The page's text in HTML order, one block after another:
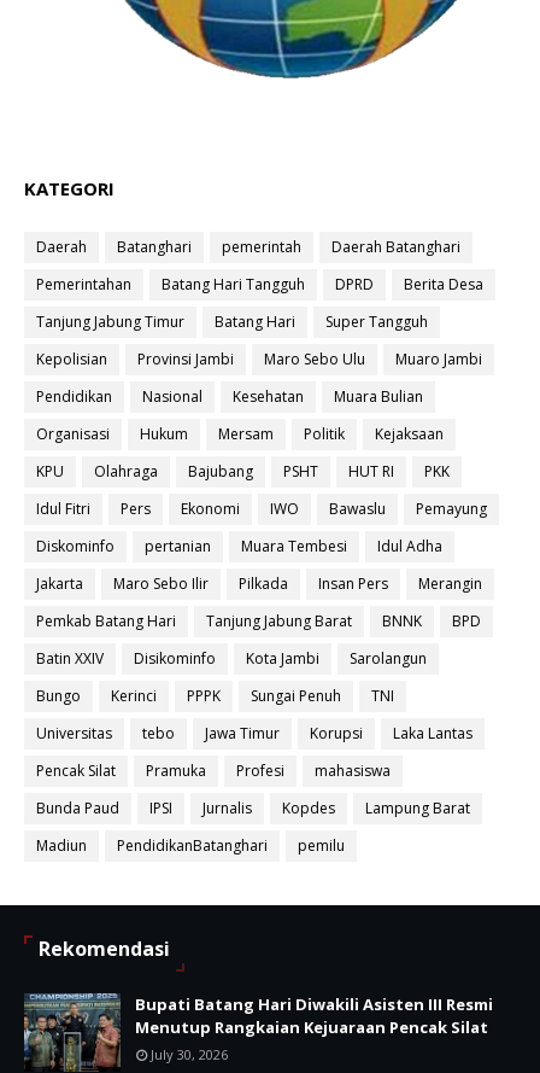
KATEGORI
Daerah Batanghari pemerintah
Daerah Batanghari
Pemerintahan
Batang Hari Tangguh DPRD
Berita Desa
Tanjung Jabung Timur
Batang Hari
Super Tangguh
Kepolisian
Provinsi Jambi Maro Sebo Ulu
Muaro Jambi
Pendidikan
Nasional Kesehatan
Muara Bulian
Organisasi
Hukum Mersam Politik
Kejaksaan
KPU
Olahraga Bajubang PSHT HUT RI
PKK
Idul Fitri
Pers Ekonomi IWO Bawaslu
Pemayung
Diskominfo
pertanian Muara Tembesi
Idul Adha
Jakarta
Maro Sebo Ilir Pilkada Insan Pers
Merangin
Pemkab Batang Hari
Tanjung Jabung Barat BNNK
BPD
Batin XXIV
Disikominfo Kota Jambi
Sarolangun
Bungo
Kerinci PPPK Sungai Penuh
TNI
Universitas
tebo Jawa Timur Korupsi
Laka Lantas
Pencak Silat
Pramuka Profesi
mahasiswa
Bunda Paud
IPSI Jurnalis Kopdes
Lampung Barat
Madiun
PendidikanBatanghari pemilu
Rekomendasi
Bupati Batang Hari Diwakili Asisten III Resmi
Menutup Rangkaian Kejuaraan Pencak Silat
July 30, 2026